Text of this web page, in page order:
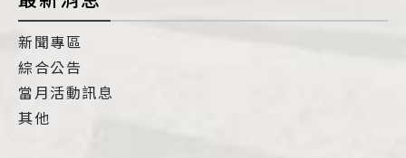
新聞專區
綜合公告
當月活動訊息
其他